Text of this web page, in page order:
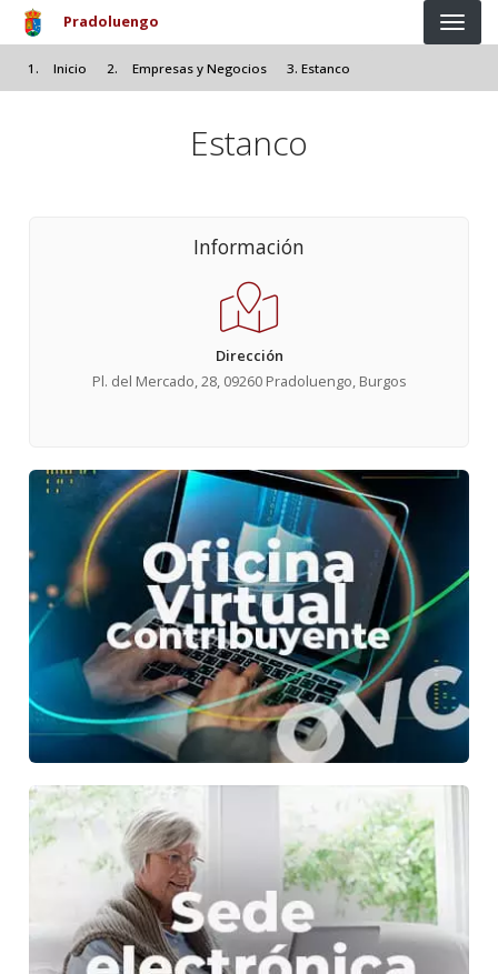
Pasar al contenido principal
Pradoluengo
Inicio Empresas y Negocios Estanco
Estanco
Información
Dirección
Pl. del Mercado, 28, 09260 Pradoluengo, Burgos